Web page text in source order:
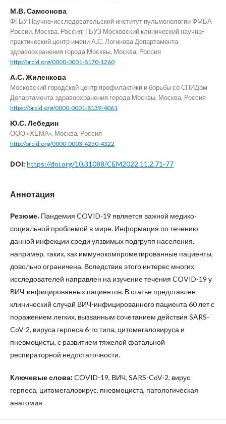
М.В. Самсонова
ФГБУ Научно-исследовательский институт пульмонологии ФМБА
России, Москва, Россия; ГБУЗ Московский клинический научно-
практический центр имени А.С. Логинова Департамента
здравоохранения города Москвы, Москва, Россия
http://orcid.org/0000-0001-8170-1260
А.С. Жиленкова
Московский городской центр профилактики и борьбы со СПИДом
Департамента здравоохранения города Москвы, Москва, Россия
https://orcid.org/0000-0001-8139-4061
Ю.С. Лебедин
ООО «ХЕМА», Москва, Россия
http://orcid.org/0000-0003-4250-4322
DOI: https://doi.org/10.31088/CEM2022.11.2.71-77
Аннотация
Резюме. Пандемия COVID-19 является важной медико-
социальной проблемой в мире. Информация по течению
данной инфекции среди уязвимых подгрупп населения,
например, таких, как иммунокомпрометированные пациенты,
довольно ограничена. Вследствие этого интерес многих
исследователей направлен на изучение течения COVID-19 у
ВИЧ-инфицированных пациентов. В статье представлен
клинический случай ВИЧ-инфицированного пациента 60 лет с
поражением легких, вызванным сочетанием действия SARS-
CoV-2, вируса герпеса 6-го типа, цитомегаловируса и
пневмоцисты, с развитием тяжелой фатальной
респираторной недостаточности.
Ключевые слова:COVID-19, ВИЧ, SARS-CoV-2, вирус
герпеса, цитомегаловирус, пневмоциста, патологическая
анатомия